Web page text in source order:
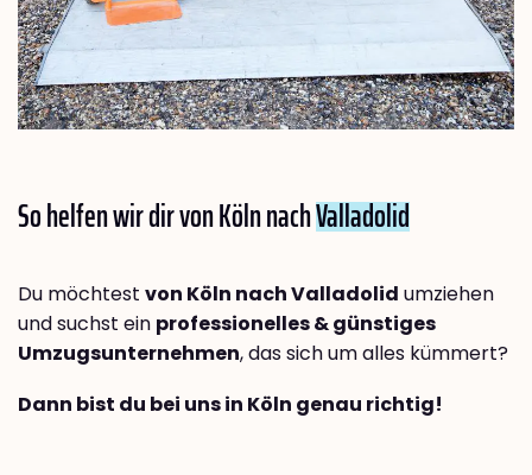
So helfen wir dir von Köln nachValladolid
Du möchtest von Köln nach Valladolid umziehen
und suchst ein professionelles & günstiges
Umzugsunternehmen, das sich um alles kümmert?
Dann bist du bei uns in Köln genau richtig!